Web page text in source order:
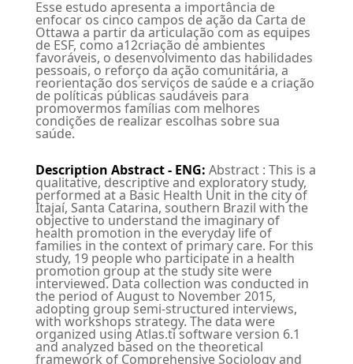
Esse estudo apresenta a importância de
enfocar os cinco campos de ação da Carta de
Ottawa a partir da articulação com as equipes
de ESF, como a12criação de ambientes
favoráveis, o desenvolvimento das habilidades
pessoais, o reforço da ação comunitária, a
reorientação dos serviços de saúde e a criação
de políticas públicas saudáveis para
promovermos famílias com melhores
condições de realizar escolhas sobre sua
saúde.
Description Abstract - ENG: Abstract : This is a
qualitative, descriptive and exploratory study,
performed at a Basic Health Unit in the city of
Itajaí, Santa Catarina, southern Brazil with the
objective to understand the imaginary of
health promotion in the everyday life of
families in the context of primary care. For this
study, 19 people who participate in a health
promotion group at the study site were
interviewed. Data collection was conducted in
the period of August to November 2015,
adopting group semi-structured interviews,
with workshops strategy. The data were
organized using Atlas.ti software version 6.1
and analyzed based on the theoretical
framework of Comprehensive Sociology and